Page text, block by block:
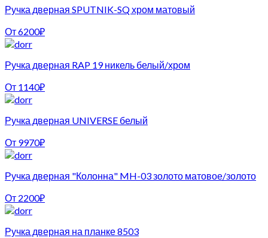
Ручка дверная SPUTNIK-SQ хром матовый
От6200₽
Ручка дверная RAP 19 никель белый/хром
От 1140₽
Ручка дверная UNIVERSE белый
От 9970₽
Ручка дверная "Колонна" MH-03 золото матовое/золото
От 2200₽
Ручка дверная на планке 8503